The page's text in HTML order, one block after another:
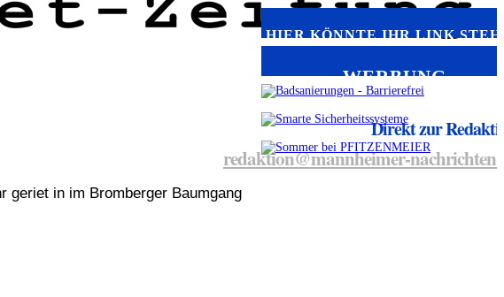
Direkt zur
redaktion@mannheimer-
geriet in im Bromberger Baumgang
HIER KÖNNTE IHR LINK
WERBUNG